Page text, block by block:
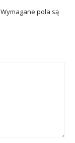
Wymagane pola są